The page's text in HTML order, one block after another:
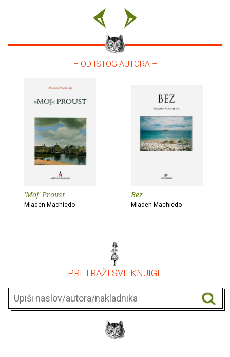
– OD ISTOG AUTORA –
'Moj' Proust
Mladen Machiedo
Bez
Mladen Machiedo
– PRETRAŽI SVE KNJIGE –